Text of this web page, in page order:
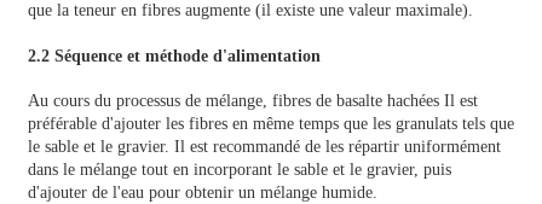
que la teneur en fibres augmente (il existe une valeur maximale).
2.2 Séquence et méthode d'alimentation
Au cours du processus de mélange, fibres de basalte hachées Il est
préférable d'ajouter les fibres en même temps que les granulats tels que
le sable et le gravier. Il est recommandé de les répartir uniformément
dans le mélange tout en incorporant le sable et le gravier, puis
d'ajouter de l'eau pour obtenir un mélange humide.